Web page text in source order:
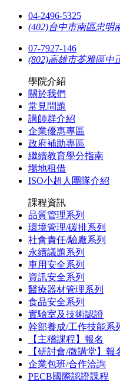
04-2496-5325
(402)台中市南區忠明
07-7927-146
(802)高雄市苓雅區中
學院介紹
關於我們
常見問題
講師群介紹
企業優惠專區
政府補助專區
繼續教育學分指南
場地租借
ISO小超人團隊介紹
課程資訊
品質管理系列
環境管理/碳排系列
社會責任/驗廠系列
永續議題系列
車用安全系列
資訊安全系列
醫療器材管理系列
食品安全系列
實驗室及技術認證
幹部養成/工作技能系
【主稽課程】報名
【研討會/微講堂】報
企業包班/合作洽詢
PECB國際認證課程